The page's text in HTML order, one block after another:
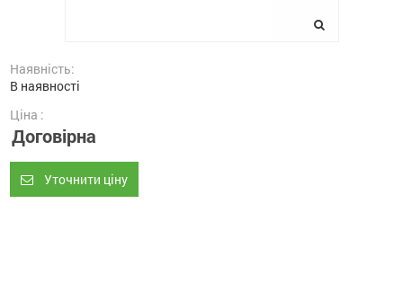
Наявність:
В наявності
Ціна :
Договірна
Уточнити ціну